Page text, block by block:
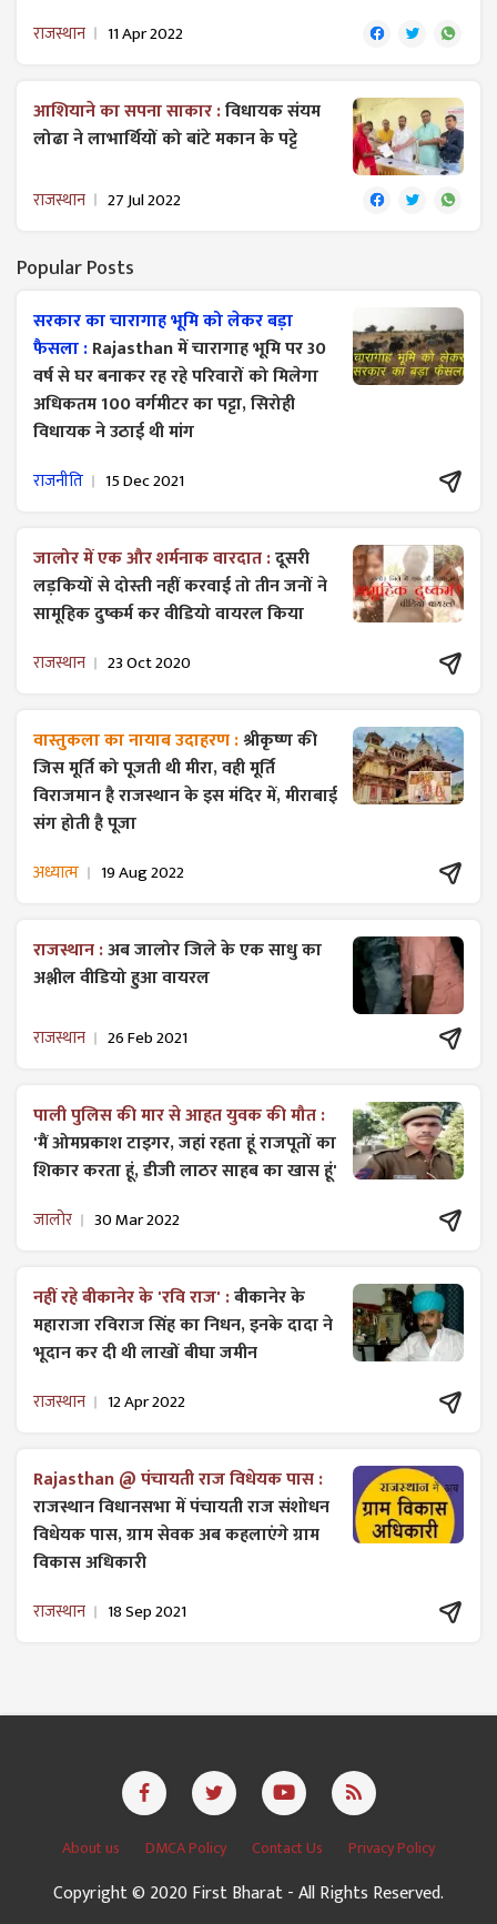
राजस्थान 11 Apr 2022
आशियाने का सपना साकार :विधायक संयम
लोढा ने लाभार्थियों को बांटे मकान के पट्टे
राजस्थान 27 Jul 2022
Popular Posts
सरकार का चारागाह भूमि को लेकर बड़ा
फैसला :Rajasthan में चारागाह भूमि पर 30
वर्ष से घर बनाकर रह रहे परिवारों को मिलेगा
अधिकतम 100 वर्गमीटर का पट्टा, सिरोही
विधायक ने उठाई थी मांग
राजनीति 15 Dec 2021
जालोर में एक और शर्मनाक वारदात :दूसरी
लड़कियों से दोस्ती नहीं करवाई तो तीन जनों ने
सामूहिक दुष्कर्म कर वीडियो वायरल किया
राजस्थान 23 Oct 2020
वास्तुकला का नायाब उदाहरण :श्रीकृष्ण की
जिस मूर्ति को पूजती थी मीरा, वही मूर्ति
विराजमान है राजस्थान के इस मंदिर में, मीराबाई
संग होती है पूजा
अध्यात्म 19 Aug 2022
राजस्थान :अब जालोर जिले के एक साधु का
अश्लील वीडियो हुआ वायरल
राजस्थान 26 Feb 2021
पाली पुलिस की मार से आहत युवक की मौत :
'मैं ओमप्रकाश टाइगर, जहां रहता हूं राजपूतों का
शिकार करता हूं, डीजी लाठर साहब का खास हूं'
जालोर 30 Mar 2022
नहीं रहे बीकानेर के 'रवि राज' :बीकानेर के
महाराजा रविराज सिंह का निधन, इनके दादा ने
भूदान कर दी थी लाखों बीघा जमीन
राजस्थान 12 Apr 2022
Rajasthan @ पंचायती राज विधेयक पास :
राजस्थान विधानसभा में पंचायती राज ​संशोधन
विधेयक पास, ग्राम सेवक अब कहलाएंगे ग्राम
विकास अधिकारी
राजस्थान 18 Sep 2021
About us DMCA Policy Contact Us Privacy Policy
Copyright © 2020 First Bharat - All Rights Reserved.